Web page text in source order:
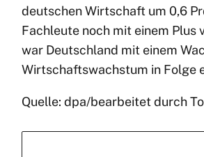
deutschen Wirtschaft um 0,6
Fachleute noch mit einem Plus
war Deutschland mit einem
Wirtschaftswachstum in Folge
Quelle: dpa/bearbeitet durch